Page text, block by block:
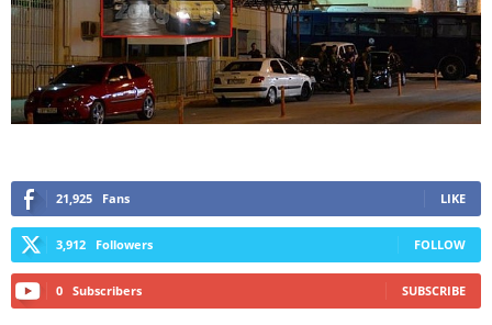
21,925 Fans LIKE
3,912 Followers FOLLOW
0 Subscribers SUBSCRIBE